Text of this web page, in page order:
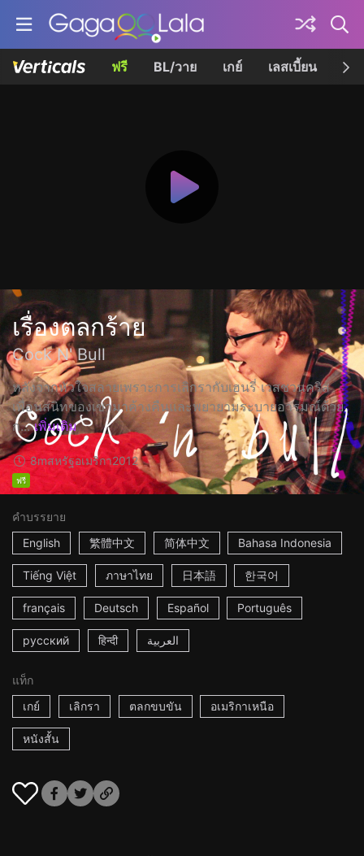
ฟรี BL/วาย เกย์ เลสเบี้ยน เค
เรื่องตลกร้าย
Cock N' Bull
หลังจากหัวใจสลายเพราะการเลิกรากับเฮนรี่ เวสชวนคริส
เพื่อนสนิทของเขามาค้างคืนและพยายามระบายอารมณ์ด้วย
ก... เพิ่มเติม
8mสหรัฐอเมริกา2012
ฟรี
คำบรรยาย
English
繁體中文 简体中文 Bahasa Indonesia
Tiếng Việt ภาษาไทย 日本語 한국어
français Deutsch Español Português
русский हिन्दी العربية
แท็ก
เกย์
เลิกรา ตลกขบขัน อเมริกาเหนือ
หนังสั้น